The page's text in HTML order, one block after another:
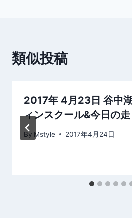
ー
ョ
ン
類似投稿
2017年 4月23日 谷中
ィンスクール&今日の走
By Mstyle 2017年4月24日